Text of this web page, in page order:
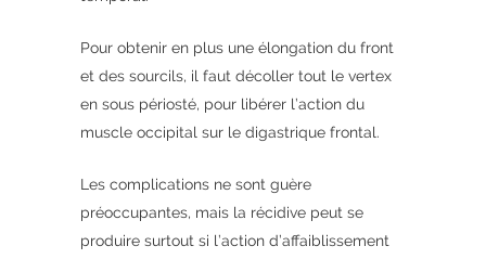
Pour obtenir en plus une élongation du front
et des sourcils, il faut décoller tout le vertex
en sous périosté, pour libérer l’action du
muscle occipital sur le digastrique frontal.
Les complications ne sont guère
préoccupantes, mais la récidive peut se
produire surtout si l’action d’affaiblissement